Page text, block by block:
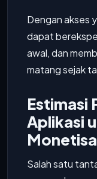
Dengan akses
dapat
awal, dan
matang sejak
Estimasi
Aplikasi
Salah satu